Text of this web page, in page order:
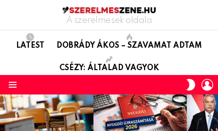
A szerelmesek oldala
LATEST DOBRÁDY ÁKOS – SZAVAMAT ADTAM
CSÉZY: ÁLTALAD VAGYOK
SKIN
LATEST
STORIES